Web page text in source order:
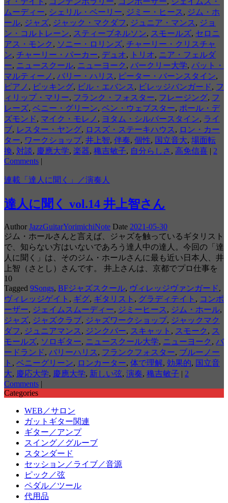
ムーディー, シェリル・ベーリー, ジミー・ヒース , ジム・ホ
ール, ジャズ, ジャック・マクダフ, ジュニア・マンス , ジョ
ン・コルトレーン, スティーブネルソン, スモールズ, セロニ
アス・モンク , ソニー・ロリンズ, チャーリー・クリスチャ
ン, チャーリー・パーカー, デュオ, トリオ, ニア・フェルダ
ー, ニュースクール, ニューヨーク , バークリー大学, パット・
マルティーノ , バリー・ハリス , ピーター・バーンスタイン,
ピアノ , ピッキング, ビル・エバンス , ビレッジバンガード, フ
ィリップ・マリー, フランク・フォスター, フレージング, フ
レーズ, ベニー・グリーン, ベン・ウェブスター, ポール・デ
ズモンド, マイク・モレノ , ヨタム・シルバースタイン, ライ
ブ, レスター・ヤング, ロスズ・ステーキハウス , ロン・カー
ター, ワークショップ, 井上智, 伴奏, 個性, 国立音大, 場面転
換, 対談, 慶應大学, 楽器, 穐吉敏子, 自分らしさ , 高免信喜 | 2
Comments |
連載「達人に聞く」／演奏人
達人に聞く vol.14 井上智さん
Author JazzGuitarYorimichiNote Date 2021-05-30
ジム・ホールさんと言えば、ジャズを触っているギタリスト
で、知らない方はいないであろう達人中の達人。今回の「達
人に聞く」は、そのジム・ホールさんに最も近い日本人、井
上智（さとし）さんです。 井上さんは、京都でプロ仕事を
10
Tagged 9Songs, BFジャズスクール, ヴィレッジヴァンガード,
ヴィレッジゲイト , ギグ, ギタリスト , グラディテイト , コンポ
ーザー, ジェイムスムーディー, ジミーヒース , ジム・ホール,
ジャズ, ジャズクラブ, ジャズワークショップ, ジャックマク
ダフ, ジュニアマンス , ジンクバー, スキャット , スモーク , ス
モールズ, ソロギター, ニュースクール大学, ニューヨーク , バ
ードランド, バリーハリス , フランクフォスター, ブルーノー
ト , ベニーグリーン, ロンカーター, 体で理解, 効果的, 国立音
大, 慶応大学, 慶應大学, 新しい弦, 演奏, 穐吉敏子 | 2
Comments |
Categories
WEB／サロン
ガットギター関連
ギター／アンプ
スイング／グルーブ
スタンダード
セッション／ライブ／音源
ピック／弦
ペダル／ツール
代用品